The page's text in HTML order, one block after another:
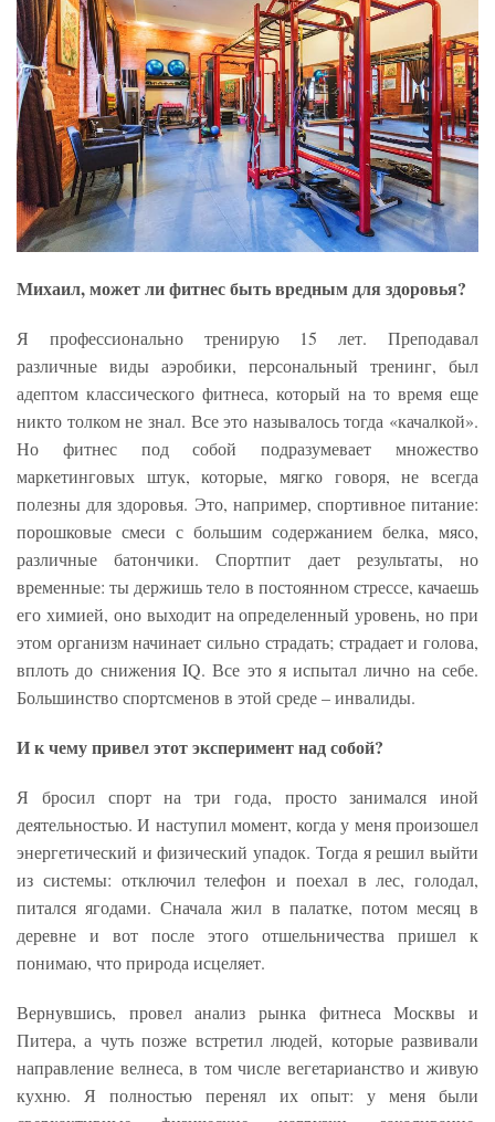
Михаил, может ли фитнес быть вредным для здоровья?
Я профессионально тренирую 15 лет. Преподавал
различные виды аэробики, персональный тренинг, был
адептом классического фитнеса, который на то время еще
никто толком не знал. Все это называлось тогда «качалкой».
Но фитнес под собой подразумевает множество
маркетинговых штук, которые, мягко говоря, не всегда
полезны для здоровья. Это, например, спортивное питание:
порошковые смеси с большим содержанием белка, мясо,
различные батончики. Спортпит дает результаты, но
временные: ты держишь тело в постоянном стрессе, качаешь
его химией, оно выходит на определенный уровень, но при
этом организм начинает сильно страдать; страдает и голова,
вплоть до снижения IQ. Все это я испытал лично на себе.
Большинство спортсменов в этой среде – инвалиды.
И к чему привел этот эксперимент над собой?
Я бросил спорт на три года, просто занимался иной
деятельностью. И наступил момент, когда у меня произошел
энергетический и физический упадок. Тогда я решил выйти
из системы: отключил телефон и поехал в лес, голодал,
питался ягодами. Сначала жил в палатке, потом месяц в
деревне и вот после этого отшельничества пришел к
понимаю, что природа исцеляет.
Вернувшись, провел анализ рынка фитнеса Москвы и
Питера, а чуть позже встретил людей, которые развивали
направление велнеса, в том числе вегетарианство и живую
кухню. Я полностью перенял их опыт: у меня были